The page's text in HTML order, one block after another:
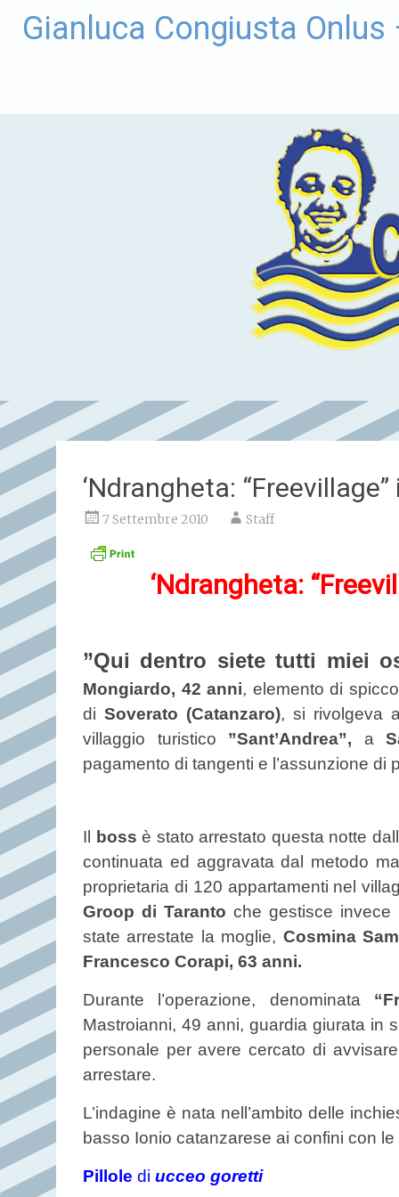
Gianluca Congiusta Onlus
‘Ndrangheta:
7 Settembre 2010 Staff
‘Ndrangheta:
”Qui dentro siete tutti miei
Mongiardo, 42 anni, elemento di
di Soverato (Catanzaro), si rivolgeva
villaggio turistico ”Sant’Andrea”, a
pagamento di tangenti e l’assunzione di
Il bossè stato arrestato questa notte
continuata ed aggravata dal metodo
proprietaria di 120 appartamenti nel
Groop di Taranto che gestisce invece
state arrestate la moglie, Cosmina
Francesco Corapi, 63 anni.
Durante l’operazione, denominata
Mastroianni, 49 anni, guardia giurata in
personale per avere cercato di
arrestare.
L’indagine è nata nell’ambito delle
basso Ionio catanzarese ai confini con
Pillole di ucceo goretti